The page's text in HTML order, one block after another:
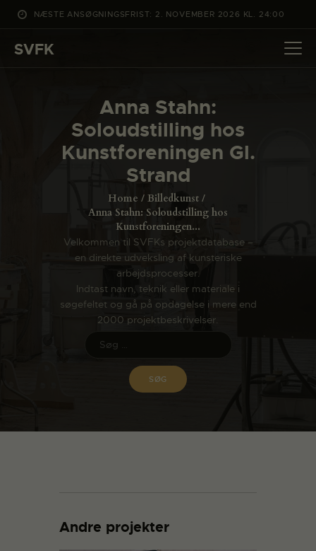
NÆSTE ANSØGNINGSFRIST: 2. NOVEMBER 2026 KL. 24:00
SVFK
Anna Stahn:
Soloudstilling hos
Kunstforeningen Gl.
Strand
Home
Billedkunst
Anna Stahn: Soloudstilling hos
Kunstforeningen...
Velkommen til SVFKs projektdatabase –
en direkte udveksling af kunsteriske
arbejdsprocesser.
Indtast navn, teknik eller materiale i
søgefeltet og gå på opdagelse i mere end
2000 projektbeskrivelser.
DET SKER
PROJEKTER
CHANNEL
ENGLISH
Andre projekter